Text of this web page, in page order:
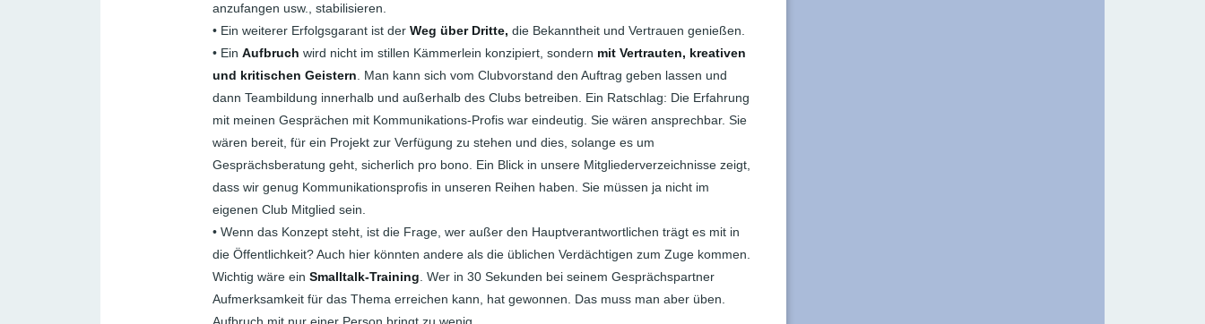
anzufangen usw., stabilisieren.
• Ein weiterer Erfolgsgarant ist der Weg über Dritte, die Bekanntheit und Vertrauen genießen.
• Ein Aufbruch wird nicht im stillen Kämmerlein konzipiert, sondern mit Vertrauten, kreativen
und kritischen Geistern . Man kann sich vom Clubvorstand den Auftrag geben lassen und
dann Teambildung innerhalb und außerhalb des Clubs betreiben. Ein Ratschlag: Die Erfahrung
mit meinen Gesprächen mit Kommunikations-Profis war eindeutig. Sie wären ansprechbar. Sie
wären bereit, für ein Projekt zur Verfügung zu stehen und dies, solange es um
Gesprächsberatung geht, sicherlich pro bono. Ein Blick in unsere Mitgliederverzeichnisse zeigt,
dass wir genug Kommunikationsprofis in unseren Reihen haben. Sie müssen ja nicht im
eigenen Club Mitglied sein.
• Wenn das Konzept steht, ist die Frage, wer außer den Hauptverantwortlichen trägt es mit in
die Öffentlichkeit? Auch hier könnten andere als die üblichen Verdächtigen zum Zuge kommen.
Wichtig wäre ein Smalltalk-Training . Wer in 30 Sekunden bei seinem Gesprächspartner
Aufmerksamkeit für das Thema erreichen kann, hat gewonnen. Das muss man aber üben.